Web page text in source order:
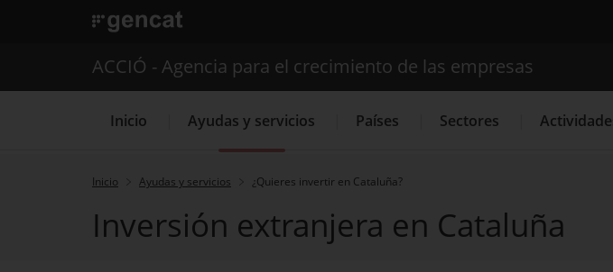
. Abrir en una nueva ventana.
Servicios de Internacionalización
ACCIÓ - Agencia para el crecimiento de las empresas
Inicio Ayudas y servicios Países Sectores
Inicio Ayudas y servicios ¿Quieres invertir en Cataluña?
Inversión extranjera en Cataluña